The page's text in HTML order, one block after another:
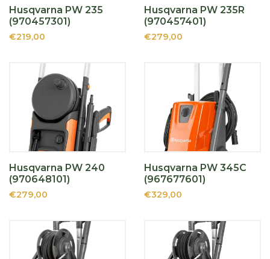
Husqvarna PW 235
(970457301)
€219,00
Husqvarna PW 235R
(970457401)
€279,00
Husqvarna PW 240
(970648101)
€279,00
Husqvarna PW 345C
(967677601)
€329,00